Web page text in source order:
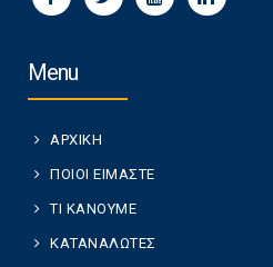
Menu
ΑΡΧΙΚΗ
ΠΟΙΟΙ ΕΙΜΑΣΤΕ
ΤΙ ΚΑΝΟΥΜΕ
ΚΑΤΑΝΑΛΩΤΕΣ